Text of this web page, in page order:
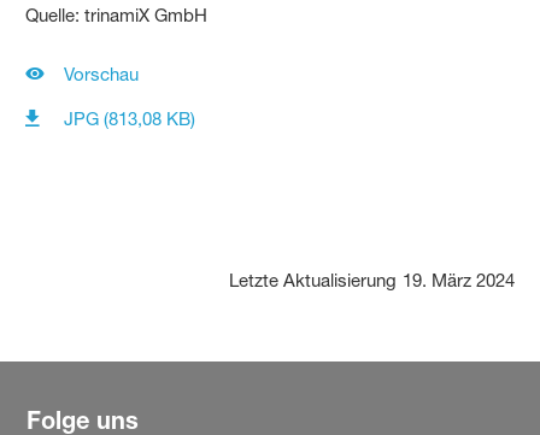
Quelle: trinamiX GmbH
Vorschau
JPG (813,08 KB)
Letzte Aktualisierung 19. März 2024
Folge uns